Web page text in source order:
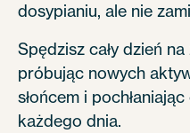
dosypianiu, ale nie
Spędzisz cały dzień
próbując nowych
słońcem i
każdego dnia.